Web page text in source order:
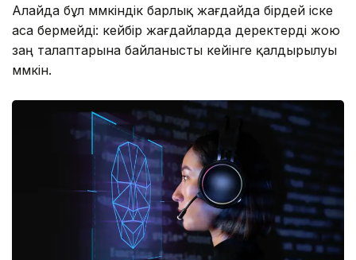
Алайда бұл мүмкіндік барлық жағдайда бірдей іске
аса бермейді: кейбір жағдайларда деректерді жою
заң талаптарына байланысты кейінге қалдырылуы
мүмкін.